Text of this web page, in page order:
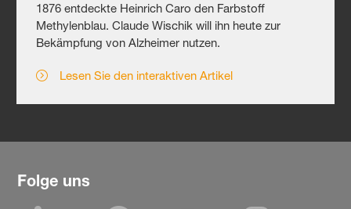
1876 entdeckte Heinrich Caro den Farbstoff
Methylenblau. Claude Wischik will ihn heute zur
Bekämpfung von Alzheimer nutzen.
Lesen Sie den interaktiven Artikel
Folge uns